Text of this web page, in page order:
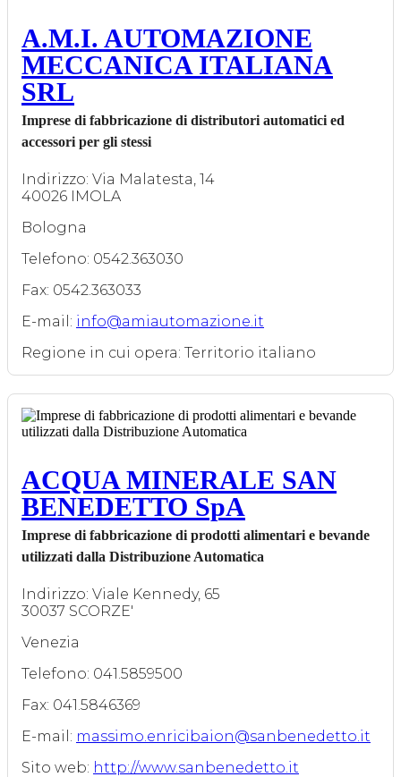
A.M.I. AUTOMAZIONE
MECCANICA ITALIANA
SRL
Imprese di fabbricazione di distributori automatici ed
accessori per gli stessi
Indirizzo: Via Malatesta, 14
40026 IMOLA
Bologna
Telefono: 0542.363030
Fax: 0542.363033
E-mail: info@amiautomazione.it
Regione in cui opera: Territorio italiano
ACQUA MINERALE SAN
BENEDETTO SpA
Imprese di fabbricazione di prodotti alimentari e bevande
utilizzati dalla Distribuzione Automatica
Indirizzo: Viale Kennedy, 65
30037 SCORZE'
Venezia
Telefono: 041.5859500
Fax: 041.5846369
E-mail: massimo.enricibaion@sanbenedetto.it
Sito web: http://www.sanbenedetto.it